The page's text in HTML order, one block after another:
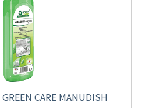
CARE MANUDISH